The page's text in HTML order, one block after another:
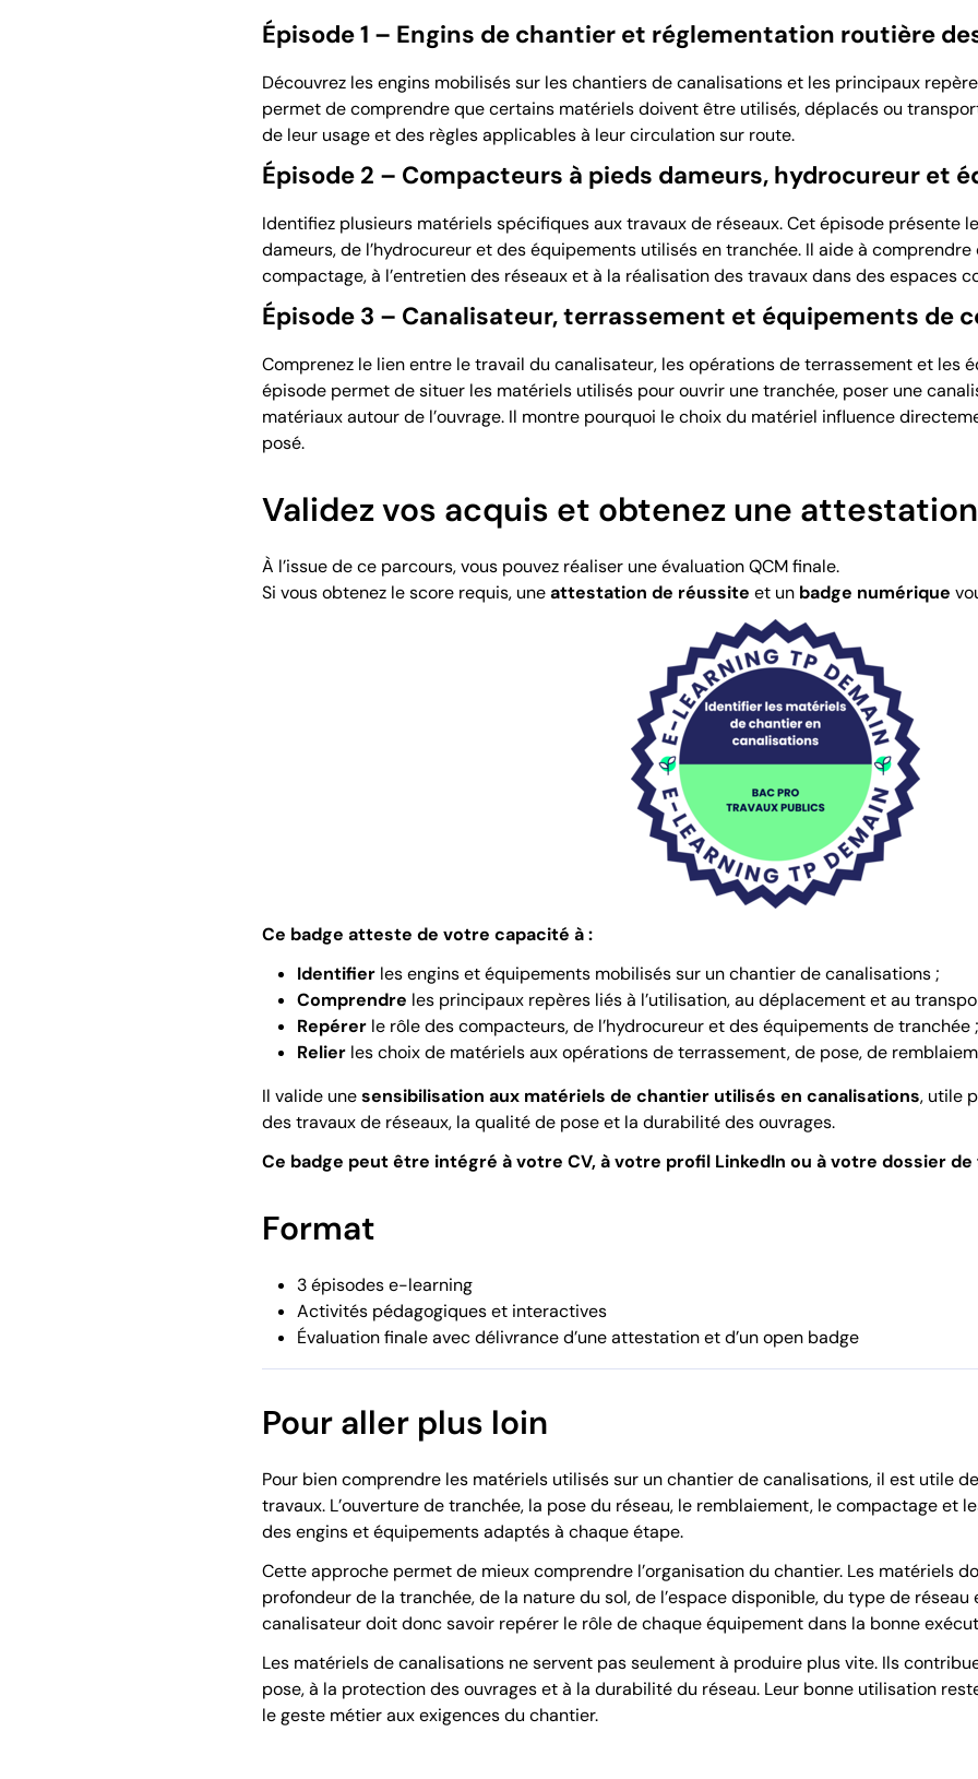
Épisode 1 – Engins de chantier et réglementation routière
Découvrez les engins mobilisés sur les chantiers de canalisations et les principaux
permet de comprendre que certains matériels doivent être utilisés, déplacés ou
de leur usage et des règles applicables à leur circulation sur route.
Épisode 2 – Compacteurs à pieds dameurs, hydrocureur et
Identifiez plusieurs matériels spécifiques aux travaux de réseaux. Cet épisode présente
dameurs, de l’hydrocureur et des équipements utilisés en tranchée. Il aide à
compactage, à l’entretien des réseaux et à la réalisation des travaux dans des espaces
Épisode 3 – Canalisateur, terrassement et équipements de
Comprenez le lien entre le travail du canalisateur, les opérations de terrassement et les
épisode permet de situer les matériels utilisés pour ouvrir une tranchée, poser une
matériaux autour de l’ouvrage. Il montre pourquoi le choix du matériel influence
posé.
Validez vos acquis et obtenez une
À l’issue de ce parcours, vous pouvez réaliser une évaluation QCM finale.
Si vous obtenez le score requis, uneattestation de réussite et un badge numérique
Ce badge atteste de votre capacité à :
Identifier les engins et équipements mobilisés sur un chantier de canalisations ;
Comprendre les principaux repères liés à l’utilisation, au déplacement et au
Repérer le rôle des compacteurs, de l’hydrocureur et des équipements de tranchée ;
Relier les choix de matériels aux opérations de terrassement, de pose, de
Il valide unesensibilisation aux matériels de chantier utilisés en canalisations, utile
des travaux de réseaux, la qualité de pose et la durabilité des ouvrages.
Ce badge peut être intégré à votre CV, à votre profil LinkedIn ou à votre dossier
Format
3 épisodes e-learning
Activités pédagogiques et interactives
Évaluation finale avec délivrance d’une attestation et d’un open badge
Pour aller plus loin
Pour bien comprendre les matériels utilisés sur un chantier de canalisations, il est utile
travaux. L’ouverture de tranchée, la pose du réseau, le remblaiement, le compactage et
des engins et équipements adaptés à chaque étape.
Cette approche permet de mieux comprendre l’organisation du chantier. Les matériels
profondeur de la tranchée, de la nature du sol, de l’espace disponible, du type de
canalisateur doit donc savoir repérer le rôle de chaque équipement dans la bonne
Les matériels de canalisations ne servent pas seulement à produire plus vite. Ils
pose, à la protection des ouvrages et à la durabilité du réseau. Leur bonne utilisation
le geste métier aux exigences du chantier.